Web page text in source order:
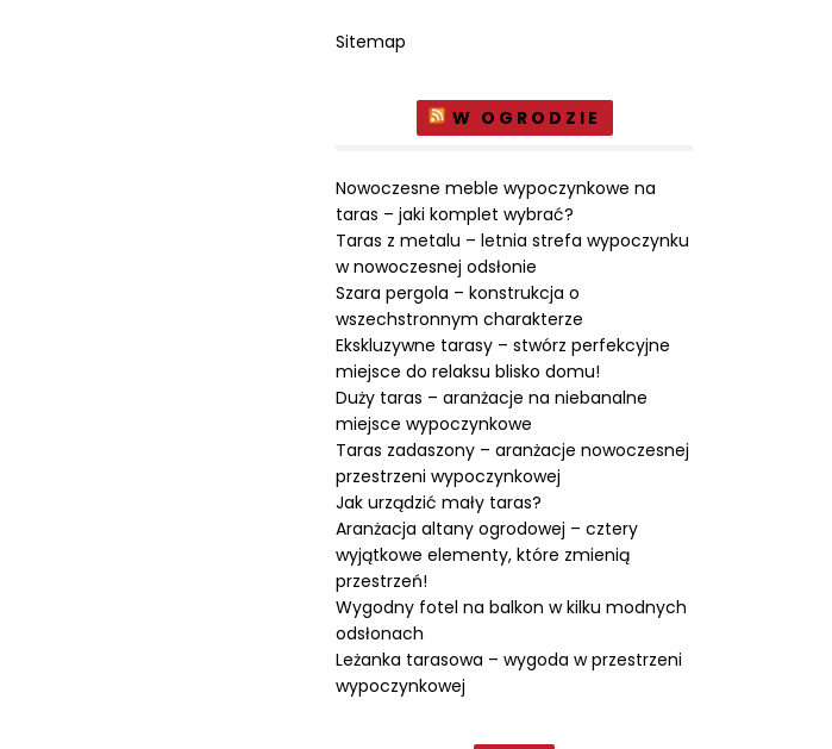
Sitemap
W OGRODZIE
Nowoczesne meble wypoczynkowe na
taras – jaki komplet wybrać?
Taras z metalu – letnia strefa wypoczynku
w nowoczesnej odsłonie
Szara pergola – konstrukcja o
wszechstronnym charakterze
Ekskluzywne tarasy – stwórz perfekcyjne
miejsce do relaksu blisko domu!
Duży taras – aranżacje na niebanalne
miejsce wypoczynkowe
Taras zadaszony – aranżacje nowoczesnej
przestrzeni wypoczynkowej
Jak urządzić mały taras?
Aranżacja altany ogrodowej – cztery
wyjątkowe elementy, które zmienią
przestrzeń!
Wygodny fotel na balkon w kilku modnych
odsłonach
Leżanka tarasowa – wygoda w przestrzeni
wypoczynkowej